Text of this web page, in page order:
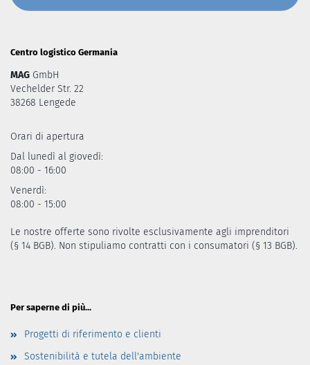
Centro logistico Germania
MAG GmbH
Vechelder Str. 22
38268 Lengede
Orari di apertura
Dal lunedì al giovedì:
08:00 - 16:00
Venerdì:
08:00 - 15:00
Le nostre offerte sono rivolte esclusivamente agli imprenditori
(§ 14 BGB). Non stipuliamo contratti con i consumatori (§ 13 BGB).
Per saperne di più...
Progetti di riferimento e clienti
Sostenibilità e tutela dell'ambiente